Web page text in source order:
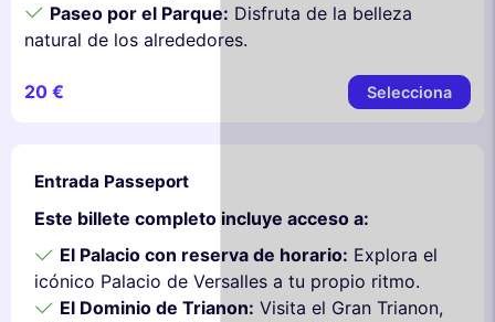
Paseo por el Parque: Disfruta de la belleza
natural de los alrededores.
20 € Selecciona
Entrada Passeport
Este billete completo incluye acceso a:
El Palacio con reserva de horario: Explora el
icónico Palacio de Versalles a tu propio ritmo.
El Dominio de Trianon: Visita el Gran Trianon,